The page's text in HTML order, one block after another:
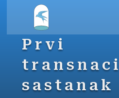
Prvi
sastanak